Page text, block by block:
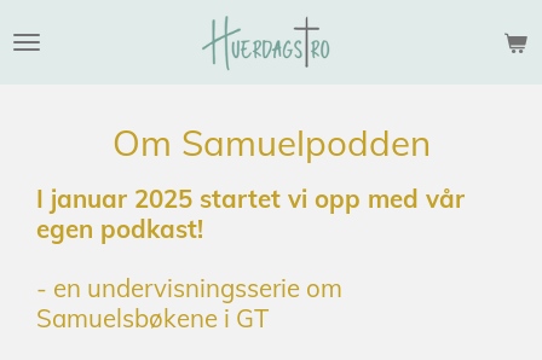
til
Om Samuelpodden
I januar 2025 startet vi opp med vår
egen podkast!
- en undervisningsserie om
Samuelsbøkene i GT